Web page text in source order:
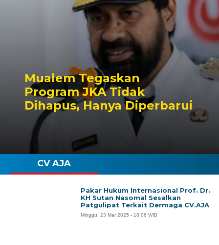
Mualem Tegaskan
Program JKA Tidak
Dihapus, Hanya Diperbarui
CV AJA
Pakar Hukum Internasional Prof. Dr.
KH Sutan Nasomal Sesalkan
Patgulipat Terkait Dermaga CV.AJA
Minggu, 23 Mar 2025 - 18:06 WIB